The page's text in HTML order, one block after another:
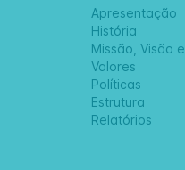
Apresentação
História
Missão, Visão e
Valores
Políticas
Estrutura
Relatórios